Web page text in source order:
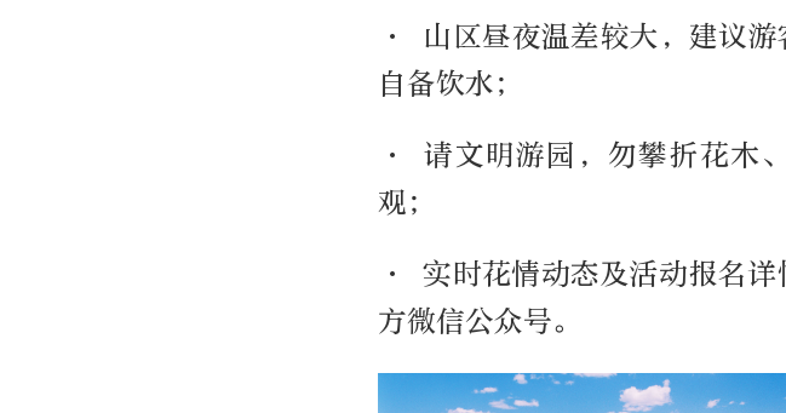
· 山区昼夜温差较大，建议游
自备饮水；
· 请文明游园，勿攀折花木
观；
· 实时花情动态及活动报名
方微信公众号。